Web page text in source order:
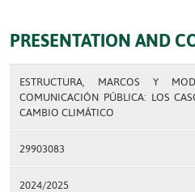
PRESENTATION AND
ESTRUCTURA, MARCOS Y
COMUNICACIÓN PÚBLICA: LOS
CAMBIO CLIMÁTICO
29903083
2024/2025